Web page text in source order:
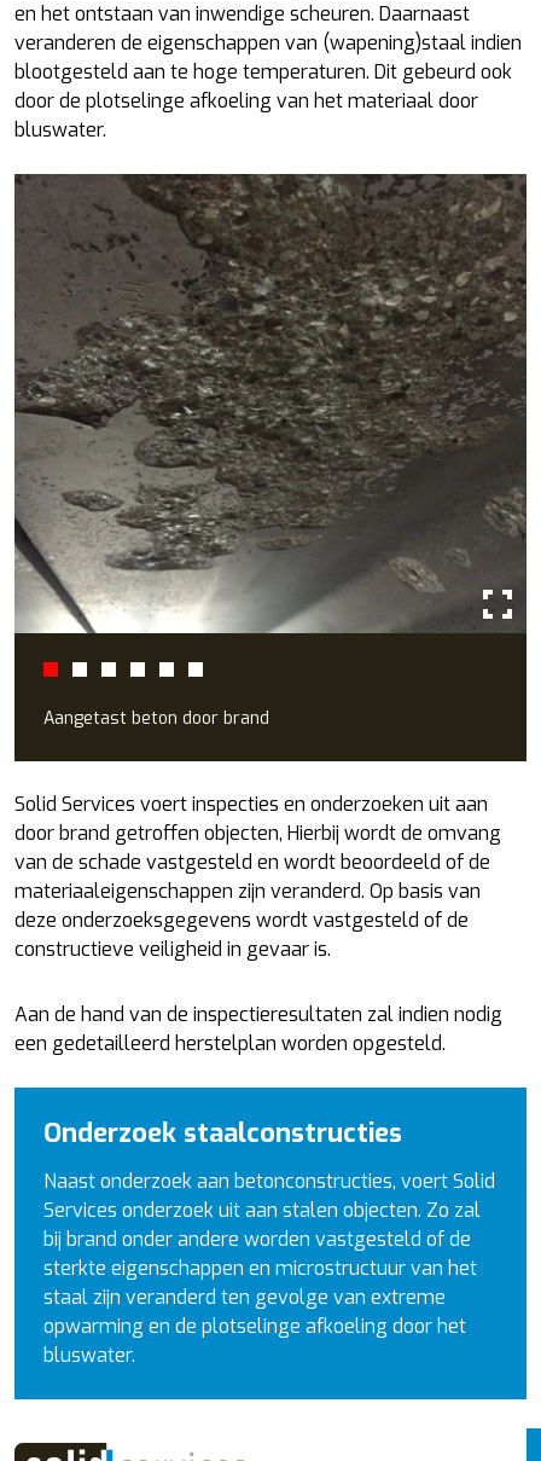
en het ontstaan van inwendige scheuren. Daarnaast
veranderen de eigenschappen van (wapening)staal indien
blootgesteld aan te hoge temperaturen. Dit gebeurd ook
door de plotselinge afkoeling van het materiaal door
bluswater.
Aangetast beton door brand
Solid Services voert inspecties en onderzoeken uit aan
door brand getroffen objecten, Hierbij wordt de omvang
van de schade vastgesteld en wordt beoordeeld of de
materiaaleigenschappen zijn veranderd. Op basis van
deze onderzoeksgegevens wordt vastgesteld of de
constructieve veiligheid in gevaar is.
Aan de hand van de inspectieresultaten zal indien nodig
een gedetailleerd herstelplan worden opgesteld.
Onderzoek staalconstructies
Naast onderzoek aan betonconstructies, voert Solid
Services onderzoek uit aan stalen objecten. Zo zal
bij brand onder andere worden vastgesteld of de
sterkte eigenschappen en microstructuur van het
staal zijn veranderd ten gevolge van extreme
opwarming en de plotselinge afkoeling door het
bluswater.